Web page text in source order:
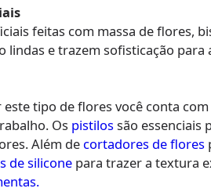
feitas com massa de flores,
lindas e trazem sofisticação para
tipo de flores você conta
Os pistilossão essenciais
Além de cortadores de flores
de silicone para trazer a textura